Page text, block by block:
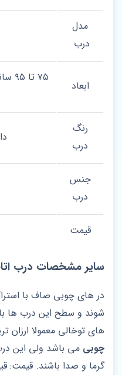
مدل
درب
ابعاد
۷۵
رنگ
درب
جنس
درب
قیمت
سایر مشخصات درب
در های چوبی صاف با
شوند و سطح این درب ها
های توخالی معمولا ارزان
چوبی می باشد ولی این
گرما و صدا باشند. قیمت: